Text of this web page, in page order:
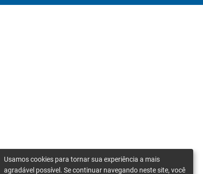
Usamos cookies para tornar sua experiência a mais
agradável possível. Se continuar navegando neste site, você